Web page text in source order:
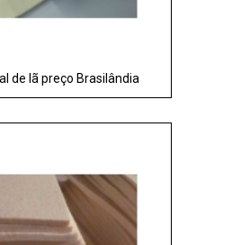
de lã preço Brasilândia